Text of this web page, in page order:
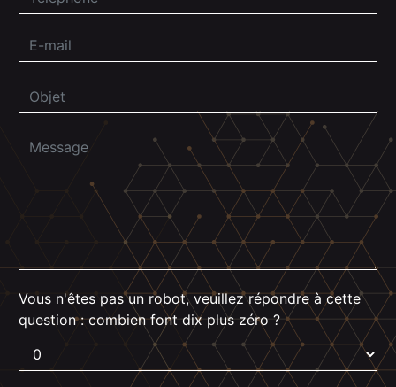
Vous n'êtes pas un robot, veuillez répondre à cette
question : combien font dix plus zéro ?